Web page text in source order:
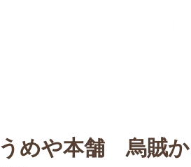
うめや本舗 烏賊